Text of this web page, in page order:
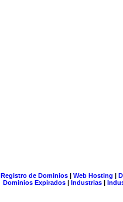
Registro de Dominios| Web Hosting |
Dominios Expirados | Industrias |